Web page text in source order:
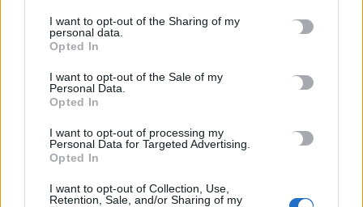
I want to opt-out of the Sharing of my
personal data.
Opted In
I want to opt-out of the Sale of my
Personal Data.
Opted In
I want to opt-out of processing my
Personal Data for Targeted Advertising.
Opted In
I want to opt-out of Collection, Use,
Retention, Sale, and/or Sharing of my
συμπτώματα δεν πρέπει να αγνοούμε
8 Αυγούστου, 2026
Μυστράς: «Γιατί έβαλε τον πατέρα του στην κατάψυξη» – Το
μακάβριο σχέδιο που εξετάζουν οι Αρχές
Συνελήφθη ένα ακόμη μέλος της συμμορίας του «Έντικ»
8 Αυγούστου, 2026